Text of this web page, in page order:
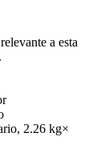
a esta
2.26 kg×